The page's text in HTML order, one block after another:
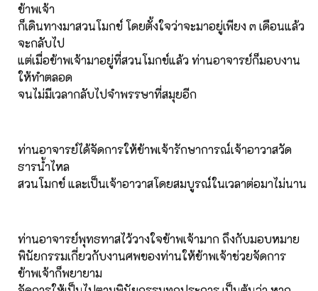
ข้าพเจ้า
ก็เดินทางมาสวนโมกข์ โดยตั้งใจว่าจะมาอยู่เพียง ๓ เดือนแล้ว
จะกลับไป
แต่เมื่อข้าพเจ้ามาอยู่ที่สวนโมกข์แล้ว ท่านอาจารย์ก็มอบงาน
ให้ทำตลอด
จนไม่มีเวลากลับไปจำพรรษาที่สมุยอีก
ท่านอาจารย์ได้จัดการให้ข้าพเจ้ารักษาการณ์เจ้าอาวาสวัด
ธารน้ำไหล
สวนโมกข์ และเป็นเจ้าอาวาสโดยสมบูรณ์ในเวลาต่อมาไม่นาน
ท่านอาจารย์พุทธทาสไว้วางใจข้าพเจ้ามาก ถึงกับมอบหมาย
พินัยกรรมเกี่ยวกับงานศพของท่านให้ข้าพเจ้าช่วยจัดการ
ข้าพเจ้าก็พยายาม